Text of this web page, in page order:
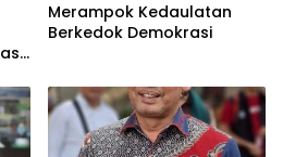
Merampok Kedaulatan
Berkedok Demokrasi